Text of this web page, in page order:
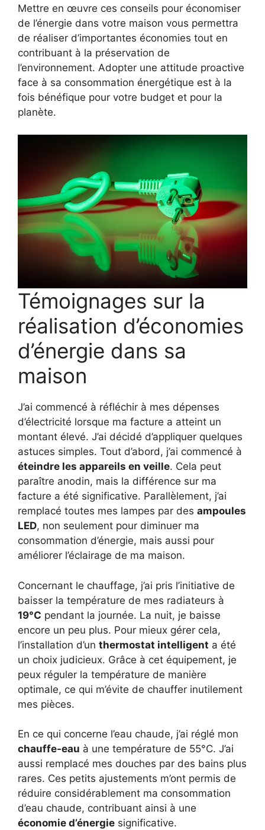
Mettre en œuvre ces conseils pour économiser
de l’énergie dans votre maison vous permettra
de réaliser d’importantes économies tout en
contribuant à la préservation de
l’environnement. Adopter une attitude proactive
face à sa consommation énergétique est à la
fois bénéfique pour votre budget et pour la
planète.
Témoignages sur la
réalisation d’économies
d’énergie dans sa
maison
J’ai commencé à réfléchir à mes dépenses
d’électricité lorsque ma facture a atteint un
montant élevé. J’ai décidé d’appliquer quelques
astuces simples. Tout d’abord, j’ai commencé à
éteindre les appareils en veille. Cela peut
paraître anodin, mais la différence sur ma
facture a été significative. Parallèlement, j’ai
remplacé toutes mes lampes par des ampoules
LED, non seulement pour diminuer ma
consommation d’énergie, mais aussi pour
améliorer l’éclairage de ma maison.
Concernant le chauffage, j’ai pris l’initiative de
baisser la température de mes radiateurs à
19°C pendant la journée. La nuit, je baisse
encore un peu plus. Pour mieux gérer cela,
l’installation d’un thermostat intelligent a été
un choix judicieux. Grâce à cet équipement, je
peux réguler la température de manière
optimale, ce qui m’évite de chauffer inutilement
mes pièces.
En ce qui concerne l’eau chaude, j’ai réglé mon
chauffe-eau à une température de 55°C. J’ai
aussi remplacé mes douches par des bains plus
rares. Ces petits ajustements m’ont permis de
réduire considérablement ma consommation
d’eau chaude, contribuant ainsi à une
économie d’énergie significative.